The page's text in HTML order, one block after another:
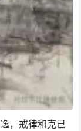
，戒律和克己